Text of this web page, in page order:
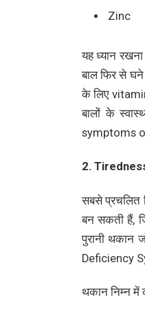
Zinc
यह ध्यान
बाल फिर से
के लिए
बालों के
symptoms
2.
सबसे प्रचलित
बन सकती हैं,
पुरानी थकान
Deficiency
थकान निम्न में